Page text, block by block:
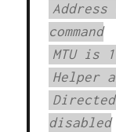
command
MTU is
Helper
disabled